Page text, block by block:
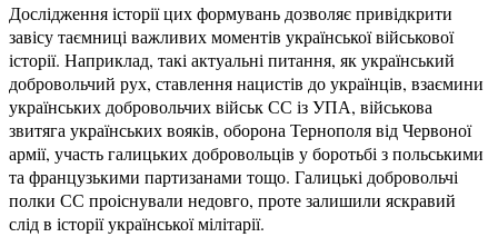
Дослідження історії цих формувань дозволяє привідкрити
завісу таємниці важливих моментів української військової
історії. Наприклад, такі актуальні питання, як український
добровольчий рух, ставлення нацистів до українців, взаємини
українських добровольчих військ СС із УПА, військова
звитяга українських вояків, оборона Тернополя від Червоної
армії, участь галицьких добровольців у боротьбі з польськими
та французькими партизанами тощо. Галицькі добровольчі
полки СС проіснували недовго, проте залишили яскравий
слід в історії української мілітарії.